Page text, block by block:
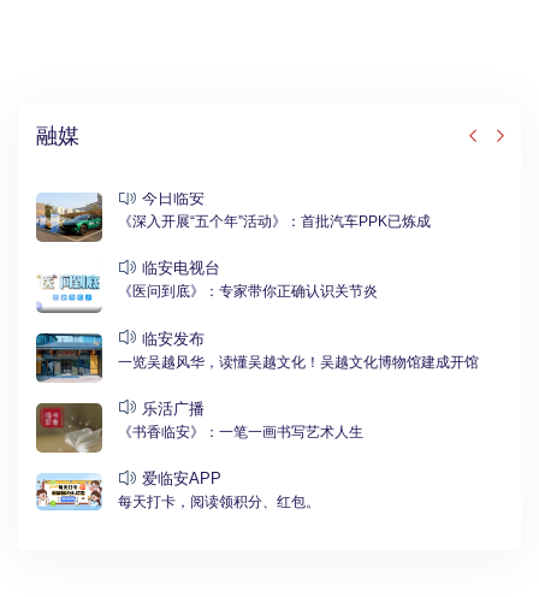
融媒
今日临安
《深入开展“五个年”活动》：首批汽车PPK已炼成
临安电视台
《医问到底》：专家带你正确认识关节炎
临安发布
一览吴越风华，读懂吴越文化！吴越文化博物馆建成开馆
乐活广播
《书香临安》：一笔一画书写艺术人生
爱临安APP
每天打卡，阅读领积分、红包。